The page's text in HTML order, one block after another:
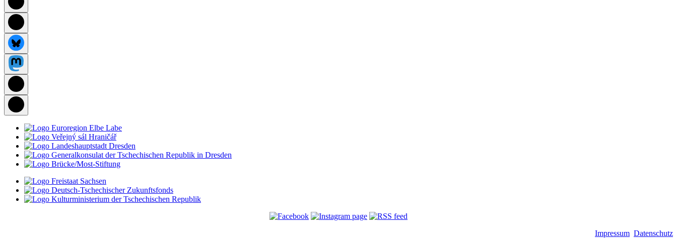
Impressum Datenschutz